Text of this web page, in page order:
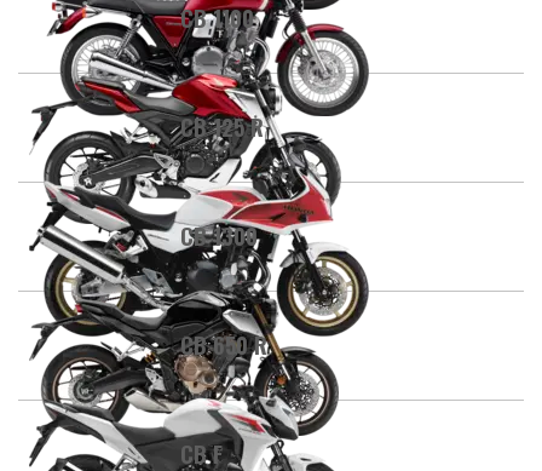
CB 1100
CB 125 R
CB 1300
CB 650 R
CB F